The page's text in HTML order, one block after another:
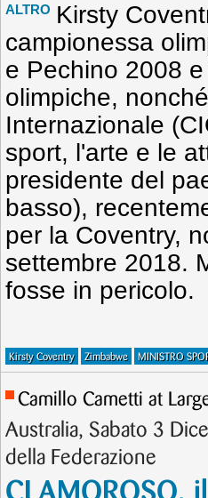
ALTRO Kirsty
campionessa
e Pechino 2008
olimpiche,
Internazionale
sport, l'arte e le
presidente del
basso),
per la Coventry,
settembre 2018.
fosse in pericolo.
Kirsty Coventry Zimbabwe MINISTRO
Camillo Cametti at
Australia, Sabato 3
della Federazione